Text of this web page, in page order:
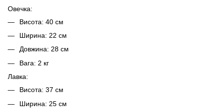
Овечка:
Висота: 40 см
Ширина: 22 см
Довжина: 28 см
Вага: 2 кг
Лавка:
Висота: 37 см
Ширина: 25 см